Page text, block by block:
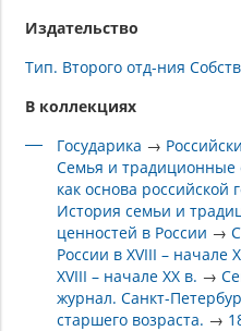
Издательство
Тип. Второго отд-ния
В коллекциях
Государика →
Семья и традиционные
как основа российской
История семьи и
ценностей в России →
России в XVIII – начале
XVIII – начале XX в. →
журнал. Санкт-
старшего возраста. →